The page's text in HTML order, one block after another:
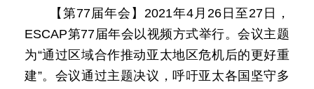
【第77届年会】2021年4月26日至27日，
ESCAP第77届年会以视频方式举行。会议主题
为“通过区域合作推动亚太地区危机后的更好重
建”。会议通过主题决议，呼吁亚太各国坚守多